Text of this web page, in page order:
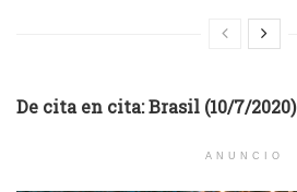
De cita en cita: Brasil (10/7/2020)
ANUNCIO